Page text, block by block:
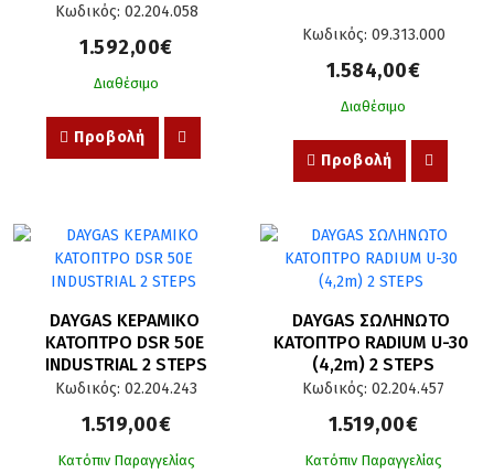
Κωδικός: 02.204.058
1.592,00€
Διαθέσιμο
Προβολή
Κωδικός: 09.313.000
1.584,00€
Διαθέσιμο
Προβολή
DAYGAS ΚΕΡΑΜΙΚΟ
ΚΑΤΟΠΤΡΟ DSR 50E
INDUSTRIAL 2 STEPS
Κωδικός: 02.204.243
1.519,00€
Κατόπιν Παραγγελίας
DAYGAS ΣΩΛΗΝΩΤΟ
ΚΑΤΟΠΤΡΟ RADIUM U-30
(4,2m) 2 STEPS
Κωδικός: 02.204.457
1.519,00€
Κατόπιν Παραγγελίας